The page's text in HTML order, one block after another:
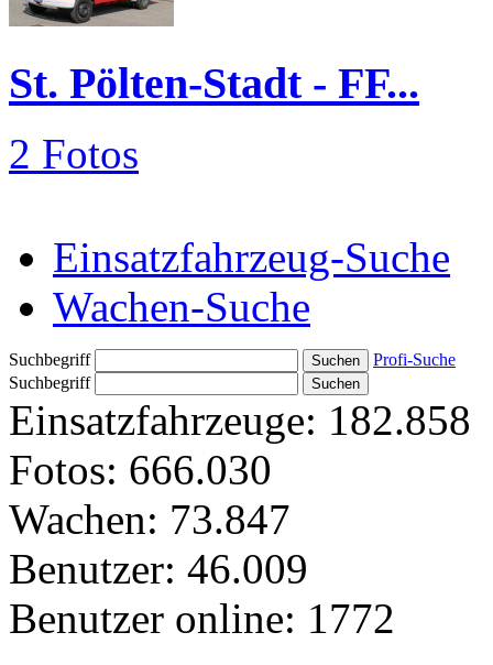
St. Pölten-Stadt - FF...
2 Fotos
Einsatzfahrzeug-Suche
Wachen-Suche
Suchbegriff
Profi-Suche
Suchbegriff
Einsatzfahrzeuge: 182.858
Fotos: 666.030
Wachen: 73.847
Benutzer: 46.009
Benutzer online: 1772